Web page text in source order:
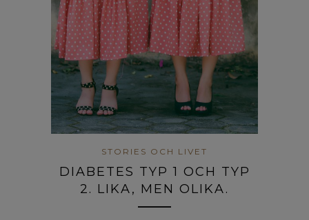
STORIES OCH LIVET
DIABETES TYP 1 OCH TYP
2. LIKA, MEN OLIKA.